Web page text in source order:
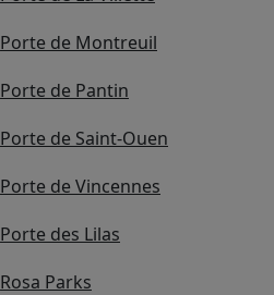
Porte de Montreuil
Porte de Pantin
Porte de Saint-Ouen
Porte de Vincennes
Porte des Lilas
Rosa Parks